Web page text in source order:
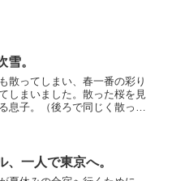
雪。
散ってしまい、春一番の彩り
しまいました。散った桜を見
息子。（後ろで同じく散った
、一人で東京へ。